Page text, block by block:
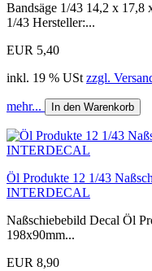
Bandsäge 1/43 14,2 x 17,8
1/43 Hersteller:...
EUR 5,40
inkl. 19 % USt zzgl.
mehr... In den Warenkorb
Öl Produkte 12 1/43
INTERDECAL
Naßschiebebild Decal Öl
198x90mm...
EUR 8,90